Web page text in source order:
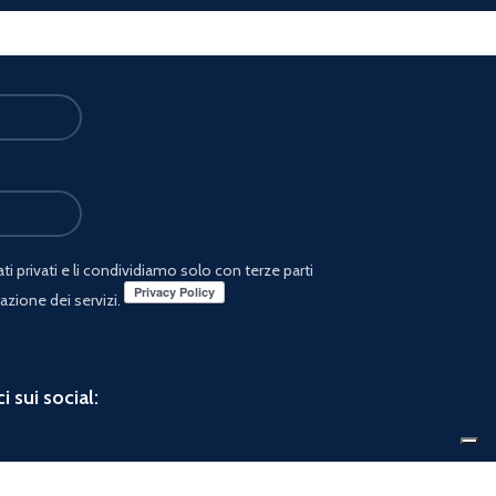
privati e li condividiamo solo con terze parti
dei servizi.
sui social: